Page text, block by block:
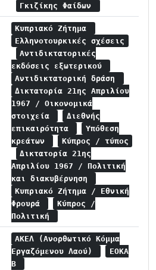
Γκιζίκης Φαίδων
Κυπριακό Ζήτημα
Ελληνοτουρκικές σχέσεις
Αντιδικτατορικές
εκδόσεις εξωτερικού
Αντιδικτατορική δράση
Δικτατορία 21ης Απριλίου
1967 / Οικονομικά
στοιχεία
Διεθνής
επικαιρότητα
Υπόθεση
κρεάτων
Κύπρος / τύπος
Δικτατορία 21ης
Απριλίου 1967 / Πολιτική
και διακυβέρνηση
Κυπριακό Ζήτημα / Εθνική
Φρουρά
Κύπρος /
Πολιτική
ΑΚΕΛ (Ανορθωτικό Κόμμα
Εργαζόμενου Λαού)
ΕΟΚΑ
Β